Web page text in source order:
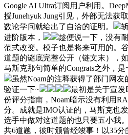
Google AI Ultra订阅用户利用。
授Junehyuk Jung引见，外部无法获
数论学问就给出了自洽的证明。
进阶版本，
趁便说一下，没有
范式改变。模子也是将来可用的。
道题的谜底完整公开（链文末），
马斯克那句简单的Congrats之外，
虽然Noam的注释获得了部门网
验证一下~
最初是关于宣
份评分指南，Noam暗示没有利用
分。成就是IMO认证的，马斯克也
选手中做对这道题的也只要五小我
共6道题，彼时颁曾经竣事！以35分